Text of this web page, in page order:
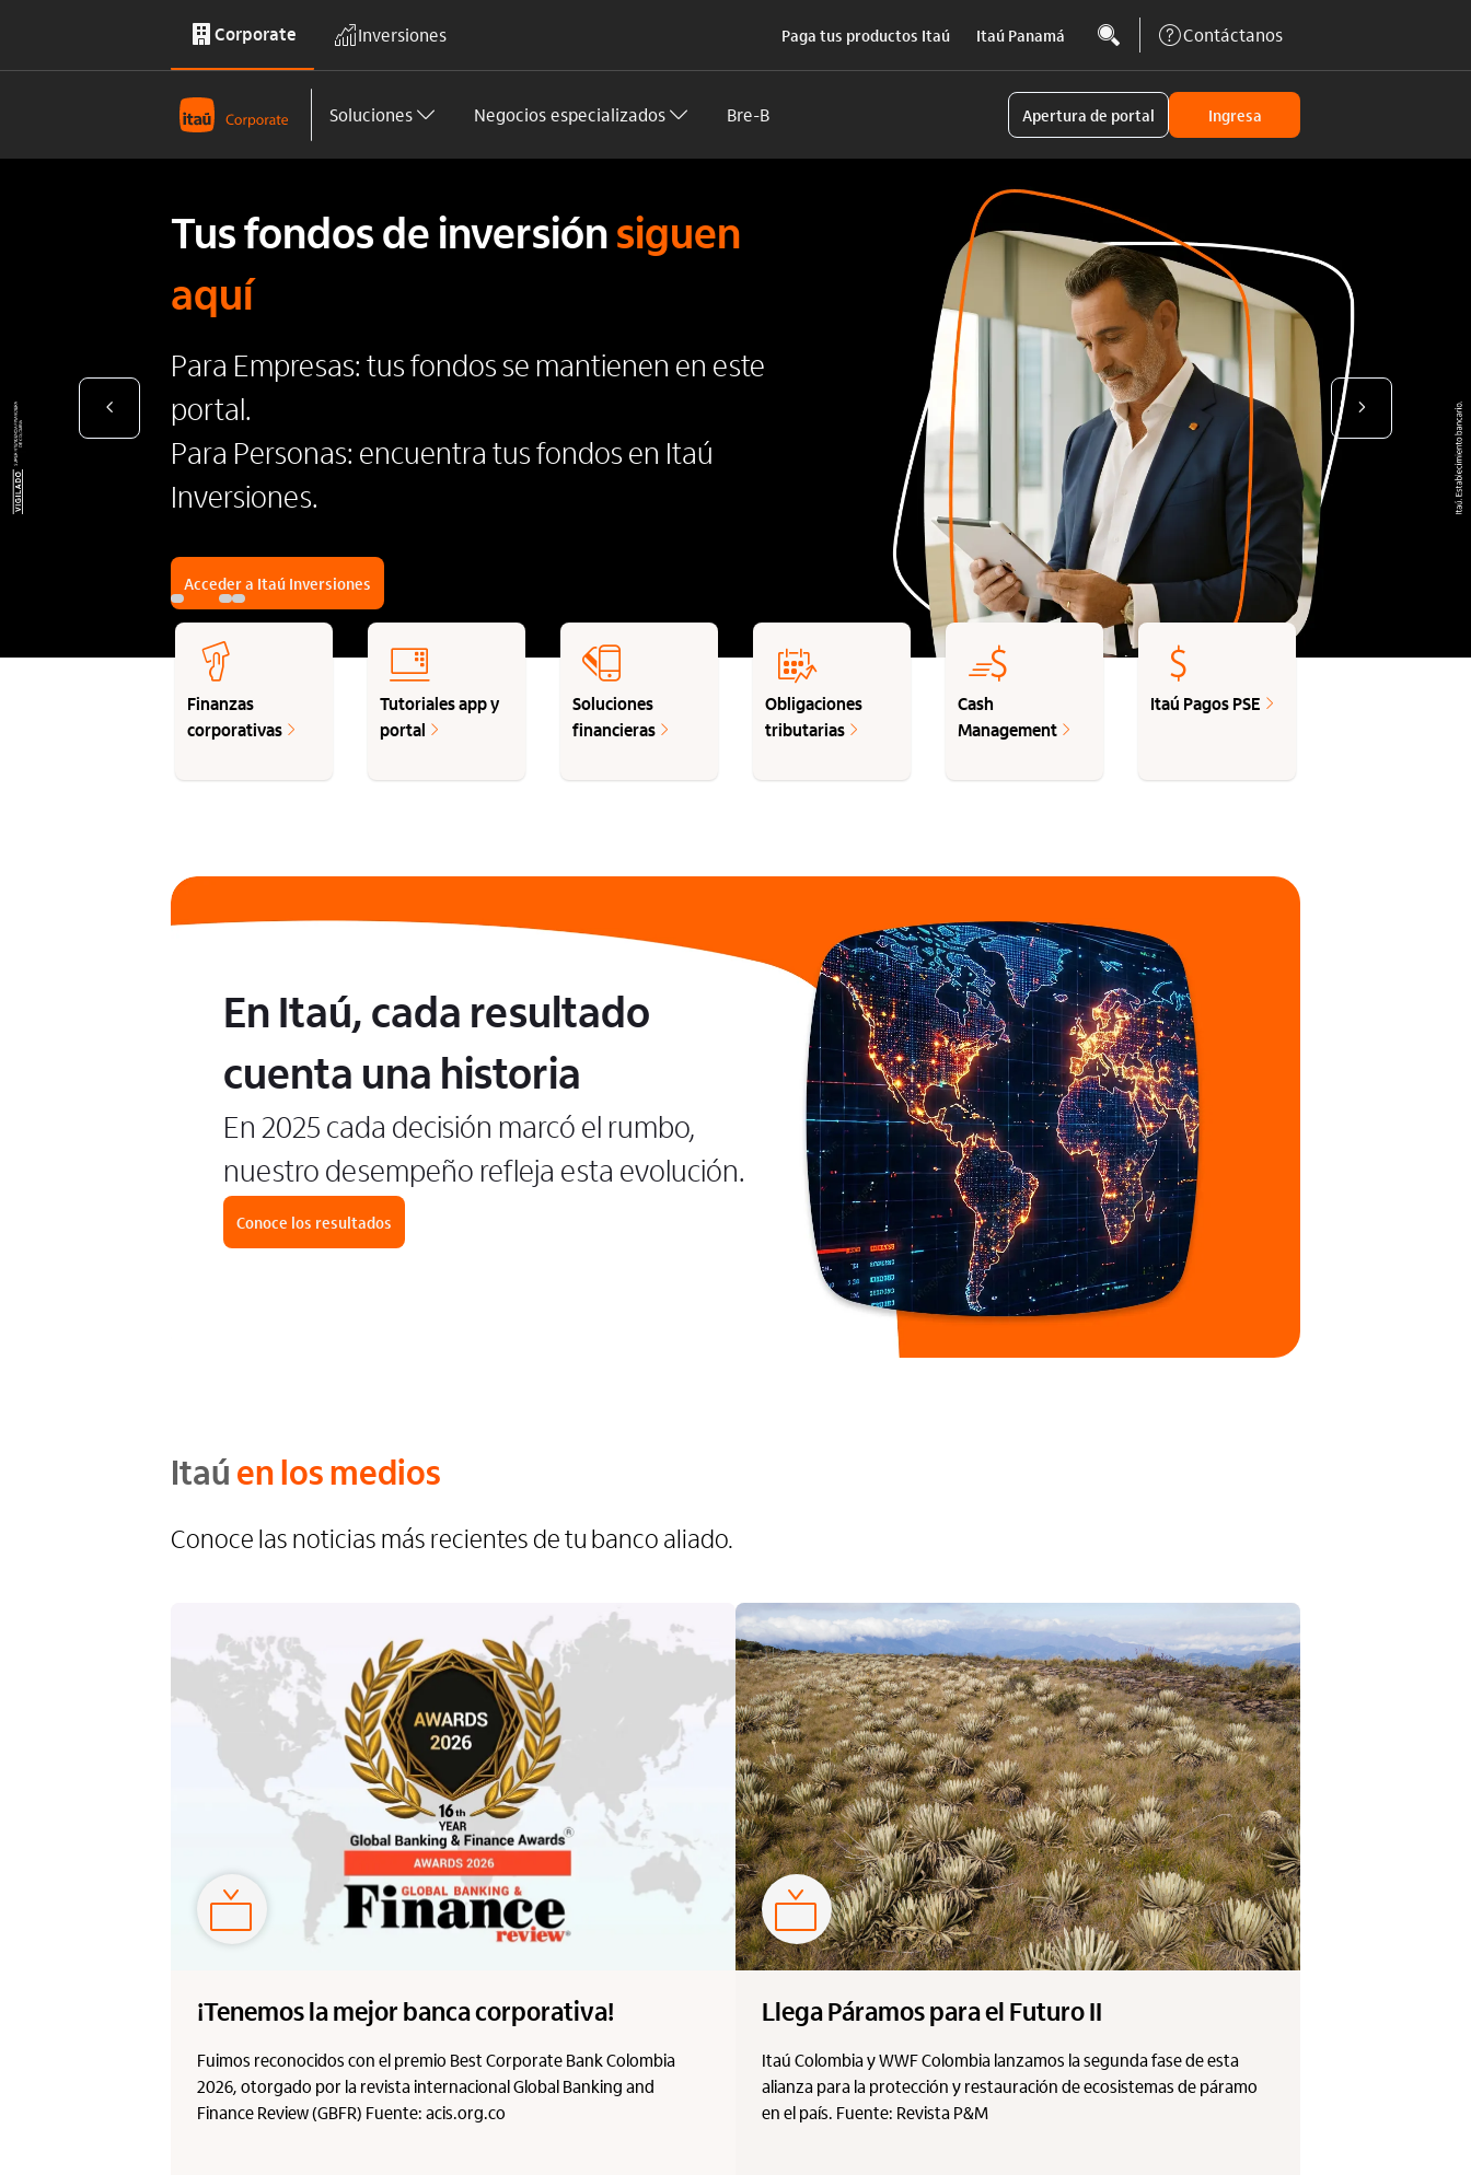
Saltar al contenido principalCorporate Inversiones Paga tus productos Itaú Itaú Panamá Contáctanos
Apertura de portal Ingresa
Soluciones Negocios especializados Bre-B
Tus fondos de inversión siguen
aquí
Para Empresas: tus fondos se mantienen en este
portal.
Para Personas: encuentra tus fondos en Itaú
Inversiones.
Acceder a Itaú Inversiones
Finanzas
corporativas
Tutoriales app y
portal
Soluciones
financieras
Obligaciones
tributarias
Cash
Management
Itaú Pagos PSE
En Itaú, cada resultado
cuenta una historia
En 2025 cada decisión marcó el rumbo,
nuestro desempeño refleja esta evolución.
Conoce los resultados
Itaú en los medios
Conoce las noticias más recientes de tu banco aliado.
¡Tenemos la mejor banca corporativa!
Fuimos reconocidos con el premio Best Corporate Bank Colombia
2026, otorgado por la revista internacional Global Banking and
Finance Review (GBFR) Fuente: acis.org.co
Llega Páramos para el Futuro II
Itaú Colombia y WWF Colombia lanzamos la segunda fase de esta
alianza para la protección y restauración de ecosistemas de páramo
en el país. Fuente: Revista P&M